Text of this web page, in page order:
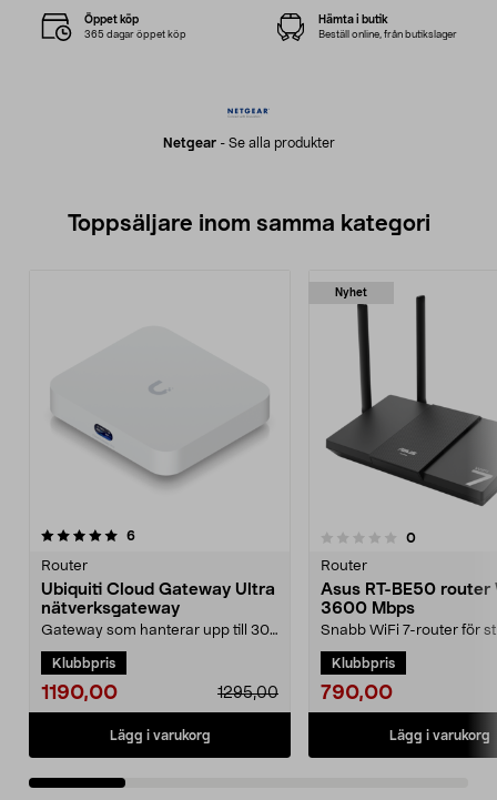
Netgear- Se alla produkter
Öppet köp
365 dagar öppet köp
Hämta i butik
Beställ online, från butikslager
Toppsäljare inom samma kategori
6recensioner
Router
Ubiquiti Cloud Gateway Ultra
nätverksgateway
Gateway som hanterar upp till 30
Ubiquiti Cloud ...
Klubbpris
1190,00 1295,00
Lägg i varukorg
Nyhet
0.0 av 5 stjärnor 0recensioner
Router
Asus RT-BE50 router
3600 Mbps
Snabb WiFi 7-router för
enheter. Asus RT-B...
Klubbpris
790,00
Lägg i varukorg
4.5 av 5 stjärnor